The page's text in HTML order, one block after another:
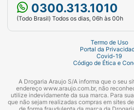
0300.313.1010
(Todo Brasil) Todos os dias, 06h às 00h
Termo de Uso
Portal da
Covid-19
Código de Ética e
A Drogaria Araujo S/A informa que o seu
endereço www.araujo.com.br, não
utilize indevidamente da sua marca. Para
que não sejam realizadas compras em sites